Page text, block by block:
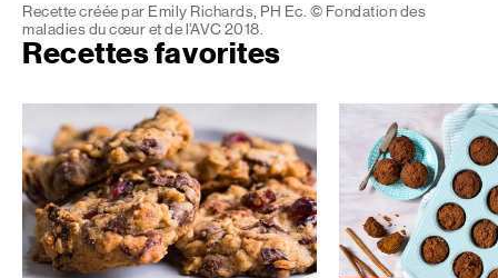
Recette créée par Emily Richards, PH Ec. © Fondation des
maladies du cœur et de l’AVC 2018.
Recettes favorites